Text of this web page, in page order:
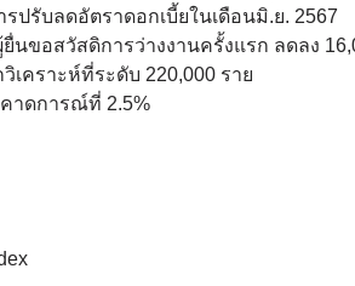
ปรับลดอัตราดอกเบี้ยในเดือนมิ.ย. 2567
ยื่นขอสวัสดิการว่างงานครั้งแรก ลดลง
คราะห์ที่ระดับ 220,000 ราย
คาดการณ์ที่ 2.5%